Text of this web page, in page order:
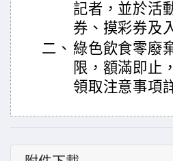
記者，並於活
券、摸彩券及
二、 綠色飲食零廢
限，額滿即止
領取注意事項